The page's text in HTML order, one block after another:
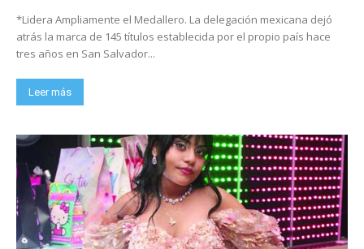
*Lidera Ampliamente el Medallero. La delegación mexicana dejó
atrás la marca de 145 títulos establecida por el propio país hace
tres años en San Salvador...
Leer más